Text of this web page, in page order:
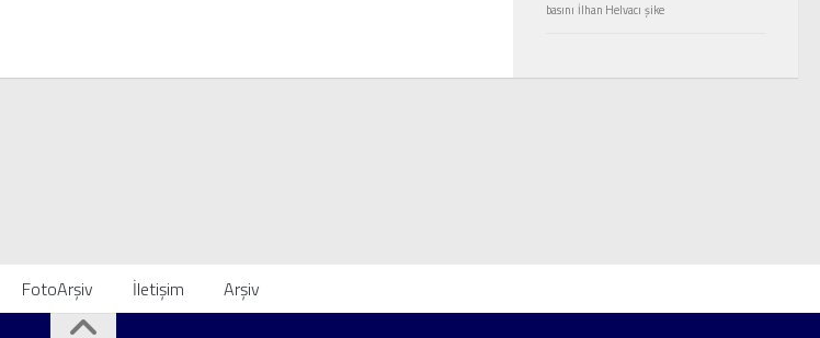
basını İlhan Helvacı şike
FotoArşiv İletişim Arşiv